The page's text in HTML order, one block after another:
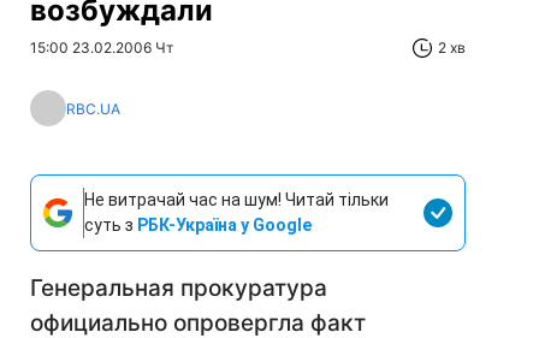
возбуждали
15:00 23.02.2006 Чт 2 хв
RBC.UA
Не витрачай час на шум! Читай тільки
суть з РБК-Україна у Google
Генеральная прокуратура
официально опровергла факт